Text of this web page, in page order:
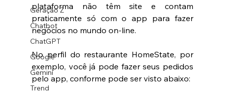
Geração Z
Chatbot
ChatGPT
Google
Gemini
Trend
plataforma não têm site e contam
praticamente só com o app para fazer
negócios no mundo on-line.
No perfil do restaurante HomeState, por
exemplo, você já pode fazer seus pedidos
pelo app, conforme pode ser visto abaixo: